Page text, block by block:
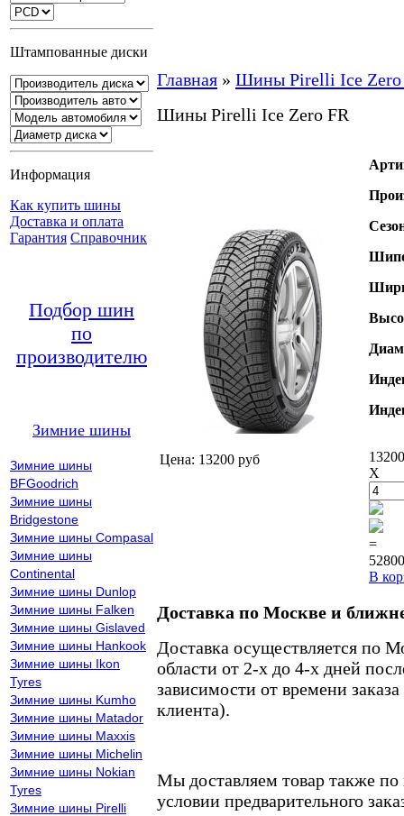
Штампованные диски
Информация
Как купить шины
Доставка и оплата
Гарантия Справочник
Подбор шин
по
производителю
Зимние шины
Зимние шины
BFGoodrich
Зимние шины
Bridgestone
Зимние шины Compasal
Зимние шины
Continental
Зимние шины Dunlop
Зимние шины Falken
Зимние шины Gislaved
Зимние шины Hankook
Зимние шины Ikon
Tyres
Зимние шины Kumho
Зимние шины Matador
Зимние шины Maxxis
Зимние шины Michelin
Зимние шины Nokian
Tyres
Зимние шины Pirelli
Главная » Шины Pirelli Ice Zero
Шины Pirelli Ice Zero FR
Цена: 13200 руб
X
=
В
Доставка по Москве и
Доставка осуществляется по
области от 2-х до 4-х дней
зависимости от времени
клиента).
Мы доставляем товар также
условии предварительного